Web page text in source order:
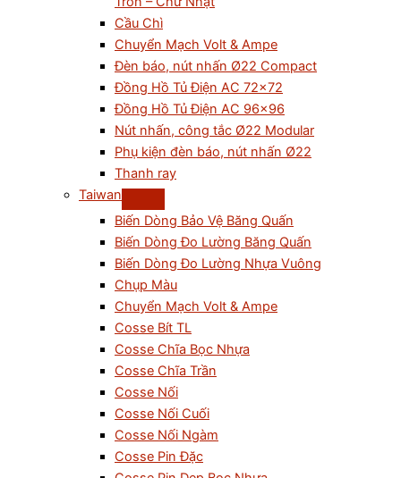
Cầu Chì
Chuyển Mạch Volt & Ampe
Đèn báo, nút nhấn Ø22 Compact
Đồng Hồ Tủ Điện AC 72×72
Đồng Hồ Tủ Điện AC 96×96
Nút nhấn, công tắc Ø22 Modular
Phụ kiện đèn báo, nút nhấn Ø22
Thanh ray
Taiwan
Biến Dòng Bảo Vệ Băng Quấn
Biến Dòng Đo Lường Băng Quấn
Biến Dòng Đo Lường Nhựa Vuông
Chụp Màu
Chuyển Mạch Volt & Ampe
Cosse Bít TL
Cosse Chĩa Bọc Nhựa
Cosse Chĩa Trần
Cosse Nối
Cosse Nối Cuối
Cosse Nối Ngàm
Cosse Pin Đặc